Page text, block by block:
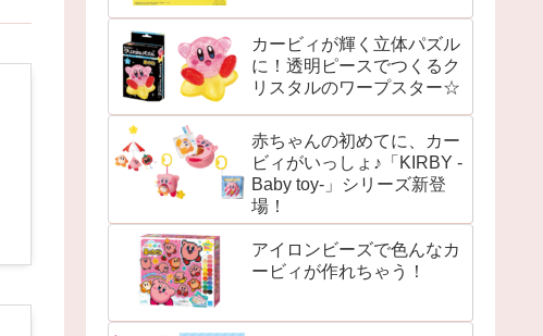
カービィが輝く立体パズル
に！透明ピースでつくるク
リスタルのワープスター☆
赤ちゃんの初めてに、カー
ビィがいっしょ♪「KIRBY -
Baby toy-」シリーズ新登
場！
アイロンビーズで色んなカ
ービィが作れちゃう！